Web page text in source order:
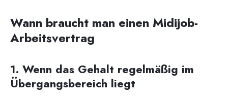
Wann braucht man einen Midijob-
Arbeitsvertrag
1. Wenn das Gehalt regelmäßig im
Übergangsbereich liegt